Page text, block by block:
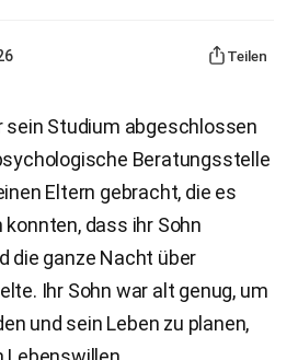
Teilen
sein Studium abgeschlossen
Beratungsstelle
Eltern gebracht, die es
dass ihr Sohn
die ganze Nacht über
Ihr Sohn war alt genug, um
und sein Leben zu planen,